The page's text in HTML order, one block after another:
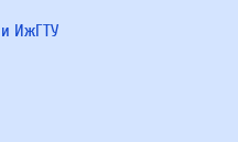
ИжГТУ